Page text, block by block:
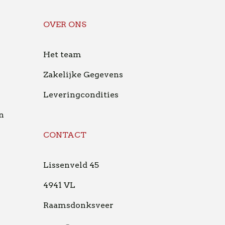
OVER ONS
Het team
Zakelijke Gegevens
Leveringcondities
CONTACT
Lissenveld 45
4941 VL
Raamsdonksveer